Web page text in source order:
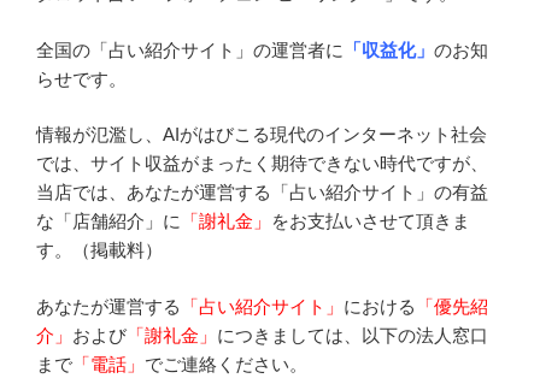
全国の「占い紹介サイト」の運営者に 「収益化」 のお知
らせです。
情報が氾濫し、AIがはびこる現代のインターネット社会
では、サイト収益がまったく期待できない時代ですが、
当店では、あなたが運営する「占い紹介サイト」の有益
な「店舗紹介」に
「謝礼金」
をお支払いさせて頂きま
す。（掲載料）
あなたが運営する 「占い紹介サイト」 における
「優先紹
介」 および 「謝礼金」 につきましては、以下の法人窓口
まで 「電話」 でご連絡ください。